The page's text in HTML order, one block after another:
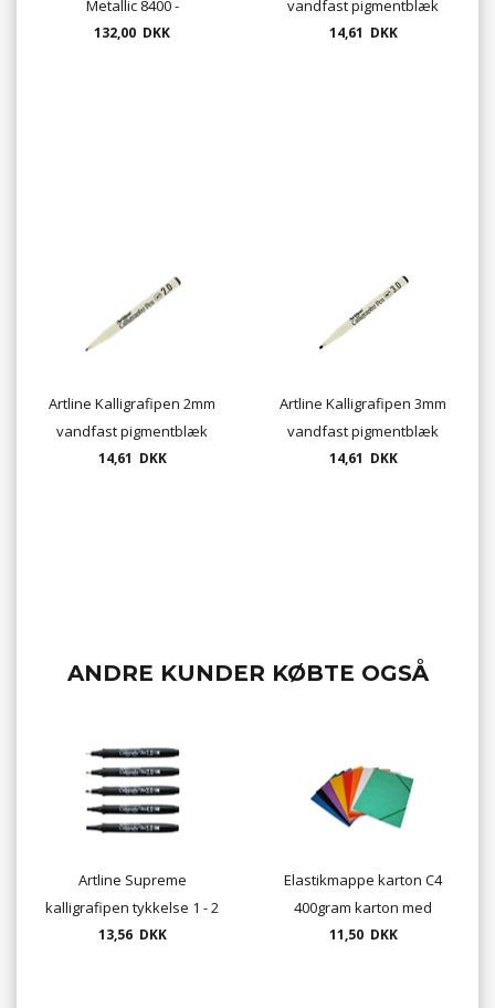
Metallic 8400 -
dobbeltspids - sæt med 6
132,00 DKK
vandfast pigmentblæk
14,61 DKK
Artline Kalligrafipen 2mm
vandfast pigmentblæk
14,61 DKK
Artline Kalligrafipen 3mm
vandfast pigmentblæk
14,61 DKK
ANDRE KUNDER KØBTE OGSÅ
Artline Supreme
kalligrafipen tykkelse 1 - 2
- 3 - 4 eller 5 mm farve sort
13,56 DKK
Elastikmappe karton C4
400gram karton med
elastik og 3 klapper
11,50 DKK